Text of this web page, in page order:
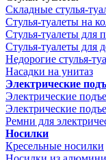
Складные стулья-
Стулья-туалеты на
Стулья-туалеты для
Стулья-туалеты для
Недорогие стулья-
Насадки на унитаз
Электрические
Электрические
Электрические
Ремни для
Носилки
Кресельные носилки